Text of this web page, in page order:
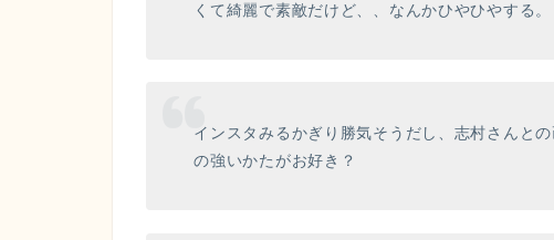
くて綺麗で素敵だけど、、なんかひやひやする。
インスタみるかぎり勝気そうだし、志村さんと
の強いかたがお好き？